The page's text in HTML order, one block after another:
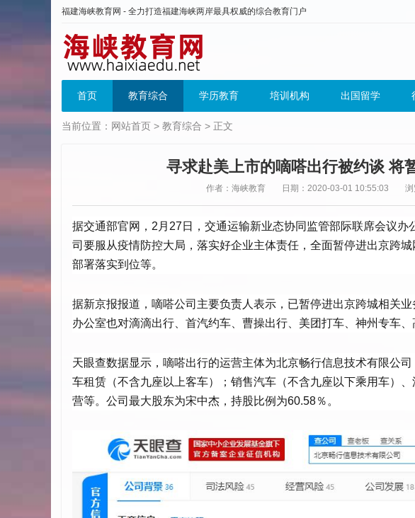
福建海峡教育网 - 全力打造福建海峡两岸最具权威的综合教育门户
首页 教育综合 学历教育 培训机构 出国留学
当前位置： 网站首页 > 教育综合 > 正文
寻求赴美上市的嘀嗒出行被约谈 将
作者：海峡教育 日期：2020-03-01 10:55:03
据交通部官网，2月27日，交通运输新业态协同监管部际联席会议
司要服从疫情防控大局，落实好企业主体责任，全面暂停进出京跨
部署落实到位等。
据新京报报道，嘀嗒公司主要负责人表示，已暂停进出京跨城相关
办公室也对滴滴出行、首汽约车、曹操出行、美团打车、神州专车
天眼查数据显示，嘀嗒出行的运营主体为北京畅行信息技术有限公
车租赁（不含九座以上客车）；销售汽车（不含九座以下乘用车）
营等。公司最大股东为宋中杰，持股比例为60.58％。